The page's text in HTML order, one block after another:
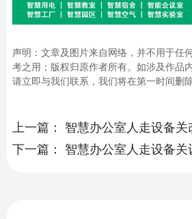
声明：文章及图片来自网络，并不用于任
考之用；版权归原作者所有。如涉及作品
请立即与我们联系，我们将在第一时间删
上一篇： 智慧办公室人走设备关
下一篇： 智慧办公室人走设备关